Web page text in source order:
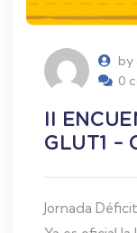
by
0
II
GLUT1 –
Jornada